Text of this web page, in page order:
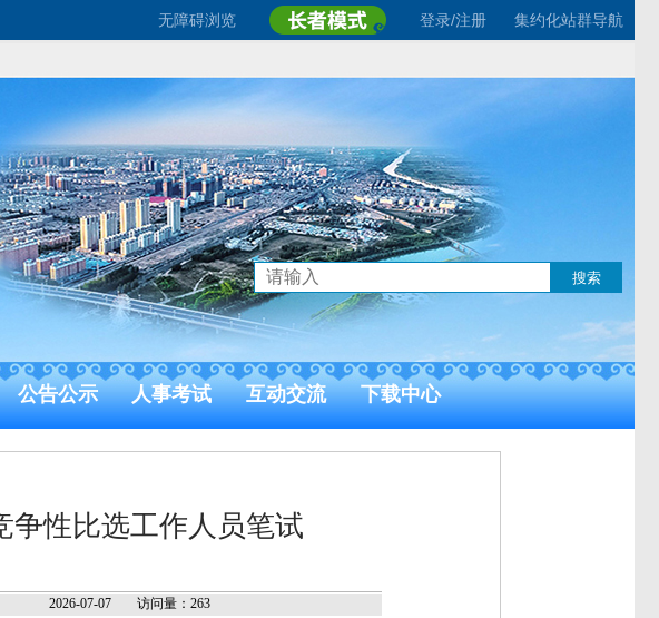
无障碍浏览 登录/注册 集约化站群导航
公告公示 人事考试 互动交流 下载中心
争性比选工作人员笔试
2026-07-07 访问量：263